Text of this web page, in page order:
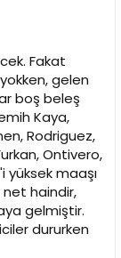
Fakat
gelen
boş beleş
Kaya,
Rodriguez,
Ontivero,
yüksek maaşı
haindir,
gelmiştir.
dururken